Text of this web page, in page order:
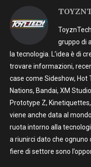
gruppo di
la tecnologia. L’idea è di
trovare informazioni,
case come Sideshow, Hot
Nations, Bandai, XM
Prototype Z,
viene anche data al
ruota intorno alla
a riunirci dato che ognuno
fiere di settore sono